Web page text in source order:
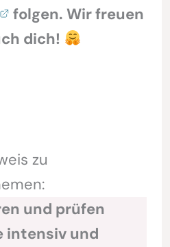
folgen. Wir freuen
dich!
zu
und prüfen
intensiv und